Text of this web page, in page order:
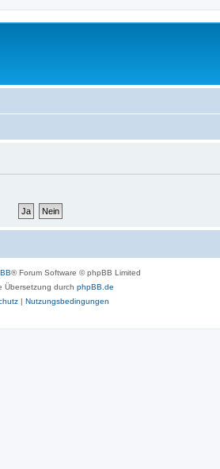
® Forum Software © phpBB Limited
Übersetzung durch phpBB.de
| Nutzungsbedingungen